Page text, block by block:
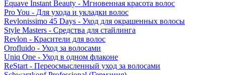
Equave Instant Beauty - Мгновенная красота волос
Pro You - Для ухода и укладки волос
Revlonissimo 45 Days - Уход для окрашенных волосы
Style Masters - Средства для стайлинга
Revlon - Красители для волос
Orofluido - Уход за волосами
Uniq One - Уход в одном флаконе
ReStart - Переосмысленный уход за волосами